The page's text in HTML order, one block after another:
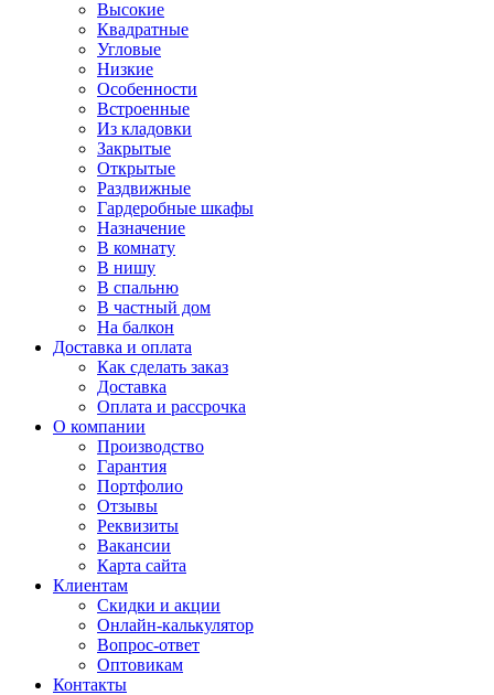
Высокие
Квадратные
Угловые
Низкие
Особенности
Встроенные
Из кладовки
Закрытые
Открытые
Раздвижные
Гардеробные шкафы
Назначение
В комнату
В нишу
В спальню
В частный дом
На балкон
Доставка и оплата
Как сделать заказ
Доставка
Оплата и рассрочка
О компании
Производство
Гарантия
Портфолио
Отзывы
Реквизиты
Вакансии
Карта сайта
Клиентам
Скидки и акции
Онлайн-калькулятор
Вопрос-ответ
Оптовикам
Контакты